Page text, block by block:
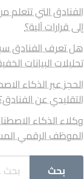
الفنادق التي
إلى قرارات آلية؟
هل تعرف الفنادق
تحليلات البيانات
الحجز عبر الذكاء
التقليدي عن
وكلاء الذكاء
الموظف الرقمي